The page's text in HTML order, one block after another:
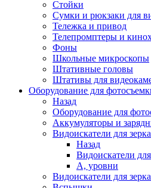
Стойки
Сумки и рюкзаки для
Тележка и привод
Телепромптеры и
Фоны
Школьные микроскопы
Штативные головы
Штативы для
Оборудование для
Назад
Оборудование для
Аккумуляторы и
Видоискатели для
Назад
Видоискатели
А, уровни
Видоискатели для